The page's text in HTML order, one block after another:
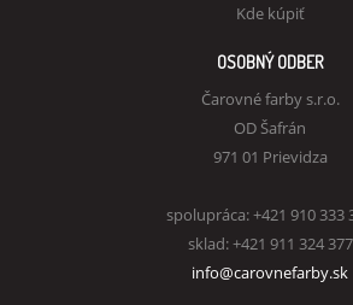
Kde kúpiť
OSOBNÝ ODBER
Čarovné farby s.r.o.
OD Šafrán
971 01 Prievidza
spolupráca: +421 910 333
sklad: +421 911 324 377
info@carovnefarby.sk